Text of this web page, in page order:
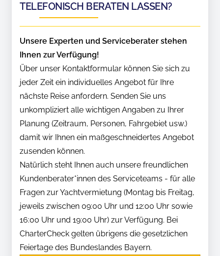
TELEFONISCH BERATEN LASSEN?
Unsere Experten und Serviceberater stehen
Ihnen zur Verfügung!
Über unser Kontaktformular können Sie sich zu
jeder Zeit ein individuelles Angebot für Ihre
nächste Reise anfordern. Senden Sie uns
unkompliziert alle wichtigen Angaben zu Ihrer
Planung (Zeitraum, Personen, Fahrgebiet usw.)
damit wir Ihnen ein maßgeschneidertes Angebot
zusenden können.
Natürlich steht Ihnen auch unsere freundlichen
Kundenberater*innen des Serviceteams - für alle
Fragen zur Yachtvermietung (Montag bis Freitag,
jeweils zwischen 09:00 Uhr und 12:00 Uhr sowie
16:00 Uhr und 19:00 Uhr) zur Verfügung. Bei
CharterCheck gelten übrigens die gesetzlichen
Feiertage des Bundeslandes Bayern.